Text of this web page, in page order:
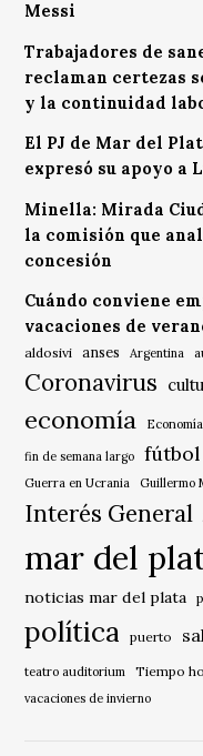
Messi
Trabajadores de
reclaman certezas
y la continuidad
El PJ de Mar del
expresó su apoyo a
Minella: Mirada
la comisión que
concesión
Cuándo conviene
vacaciones de
aldosivi anses Argentina
Coronavirus
economía
fin de semana largo fútbol
Guerra en Ucrania Guillermo
Interés General
mar del
noticias mar del plata
política puerto
teatro auditorium Tiempo
vacaciones de invierno